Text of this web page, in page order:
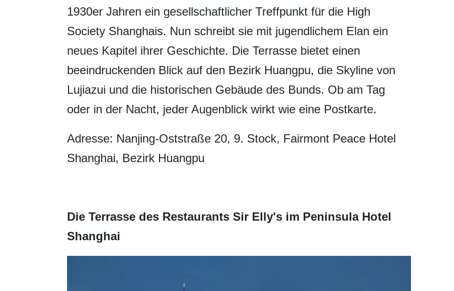
1930er Jahren ein gesellschaftlicher Treffpunkt für die High
Society Shanghais. Nun schreibt sie mit jugendlichem Elan ein
neues Kapitel ihrer Geschichte. Die Terrasse bietet einen
beeindruckenden Blick auf den Bezirk Huangpu, die Skyline von
Lujiazui und die historischen Gebäude des Bunds. Ob am Tag
oder in der Nacht, jeder Augenblick wirkt wie eine Postkarte.
Adresse: Nanjing-Oststraße 20, 9. Stock, Fairmont Peace Hotel
Shanghai, Bezirk Huangpu
Die Terrasse des Restaurants Sir Elly's im Peninsula Hotel
Shanghai